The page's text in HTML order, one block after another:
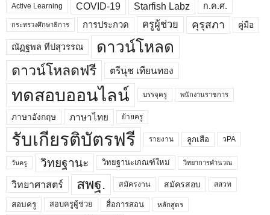
Active Learning COVID-19 Starfish Labz ก.ค.ศ.
กระทรวงศึกษาธิการ การประกวด ครูผู้ช่วย คุรุสภา คู่มือ
ณัฏฐพล ทีปสุวรรณ ดาวน์โหลด
ดาวน์โหลดฟรี ตรีนุช เทียนทอง
ทดสอบออนไลน์ บรรจุครู พนักงานราชการ
ภาษาอังกฤษ ภาษาไทย ย้ายครู
รับเกียรติบัตรฟรี รายงาน ลูกเสือ วPA
วันครู วิทยฐานะ วิทยฐานะเกณฑ์ใหม่ วิทยาการคำนวณ
วิทยาศาสตร์ สพฐ. สมัครงาน สมัครสอบ สสวท
สอบครู สอบครูผู้ช่วย สื่อการสอน หลักสูตร